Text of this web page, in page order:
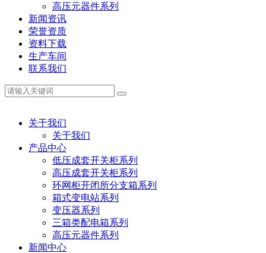
高压元器件系列
新闻资讯
荣誉资质
资料下载
生产车间
联系我们
关于我们
关于我们
产品中心
低压成套开关柜系列
高压成套开关柜系列
环网柜开闭所分支箱系列
箱式变电站系列
变压器系列
三箱类配电箱系列
高压元器件系列
新闻中心